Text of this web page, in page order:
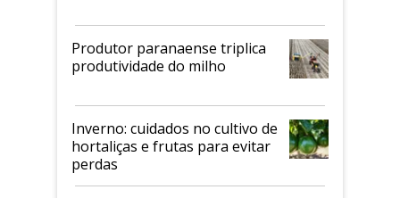
Produtor paranaense triplica
produtividade do milho
Inverno: cuidados no cultivo de
hortaliças e frutas para evitar
perdas